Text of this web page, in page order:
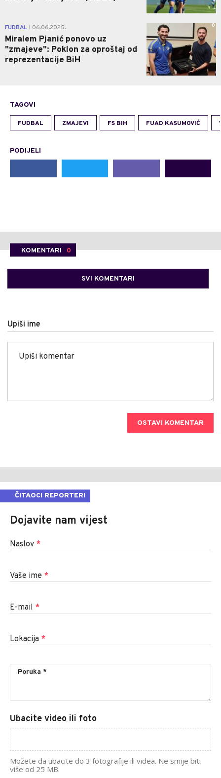
FUDBAL 06.06.2025.
Miralem Pjanić ponovo uz
"zmajeve": Poklon za oproštaj od
reprezentacije BiH
0
TAGOVI
FUDBAL ZMAJEVI FS BIH FUAD KASUMOVIĆ
PODIJELI
KOMENTARI 0
SVI KOMENTARI
Upiši ime
OSTAVI KOMENTAR
ČITAOCI REPORTERI
Dojavite nam vijest
Naslov *
Vaše ime *
E-mail *
Lokacija *
Ubacite video ili foto
Možete da ubacite do 3 fotografije ili videa. Ne smije biti
više od 25 MB.